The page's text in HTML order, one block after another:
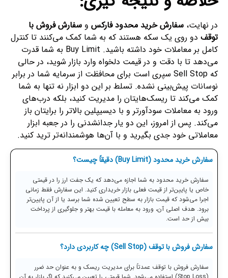
در نهایت، سفارش خرید محدود فارکس و سفارش فروش با
توقف دو روی یک سکه هستند که به شما کمک می‌کنند تا کنترل
کامل بر معاملات خود داشته باشید. Buy Limit به شما قدرت
می‌دهد تا با دقت و در قیمت دلخواه وارد بازار شوید، در حالی
که Sell Stop سپری است برای محافظت از سرمایه شما در برابر
نوسانات پیش‌بینی نشده. تسلط بر این دو ابزار نه تنها به شما
کمک می‌کند تا ریسک‌هایتان را مدیریت کنید، بلکه درب‌های
ورود به معاملات سودآورتر و با دیسیپلین بالاتر را برایتان باز
می‌کند. پس از امروز، این دو یار جدانشدنی را در جعبه ابزار
معاملاتی خود جدی بگیرید و با آن‌ها هوشمندانه‌تر ترید کنید.
سفارش خرید محدود (Buy Limit) دقیقاً چیست؟
سفارش خرید محدود به شما اجازه می‌دهد که یک جفت ارز را در قیمتی
خاص یا پایین‌تر از قیمت فعلی بازار خریداری کنید. این سفارش فقط زمانی
اجرا می‌شود که قیمت بازار به سطح تعیین شده شما برسد یا از آن پایین‌تر
برود. هدف اصلی آن، ورود به معامله با قیمت بهتر و جلوگیری از پرداخت
بیش از حد است.
سفارش فروش با توقف (Sell Stop) چه کاربردی دارد؟
سفارش فروش با توقف عمدتاً برای مدیریت ریسک و به عنوان حد ضرر